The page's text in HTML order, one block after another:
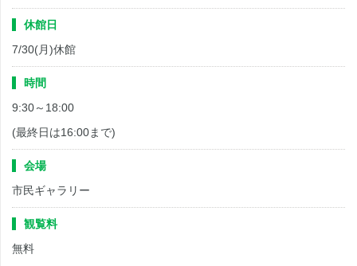
休館日
7/30(月)休館
時間
9:30～18:00
(最終日は16:00まで)
会場
市民ギャラリー
観覧料
無料